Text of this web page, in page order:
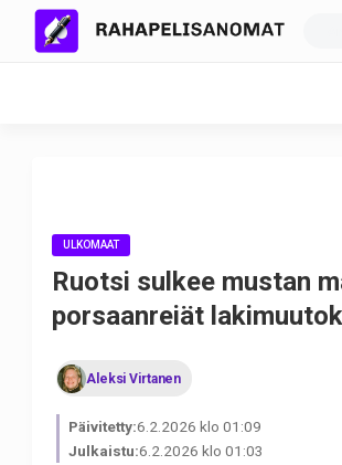
ULKOMAAT
Ruotsi sulkee mustan
porsaanreiät
Aleksi Virtanen
Päivitetty:6.2.2026 klo 01:09
Julkaistu:6.2.2026 klo 01:03